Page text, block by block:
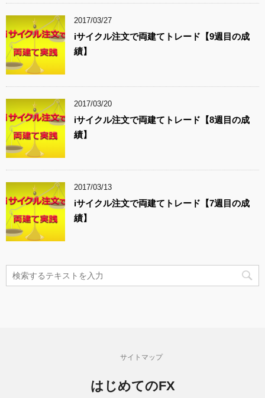
2017/03/27
iサイクル注文で両建てトレード【9週目の成
績】
2017/03/20
iサイクル注文で両建てトレード【8週目の成
績】
2017/03/13
iサイクル注文で両建てトレード【7週目の成
績】
サイトマップ
はじめてのFX